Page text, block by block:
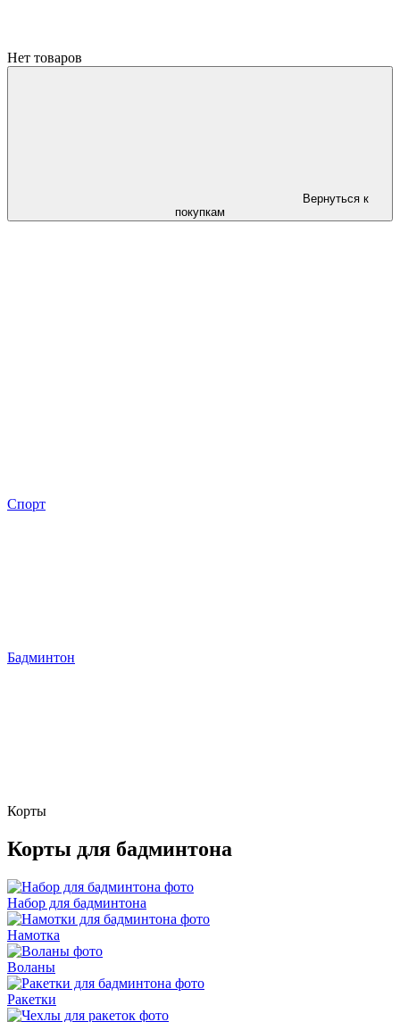
Нет товаров
Вернуться к
покупкам
Спорт
Бадминтон
Корты
Корты для бадминтона
Набор для бадминтона
Намотка
Воланы
Ракетки